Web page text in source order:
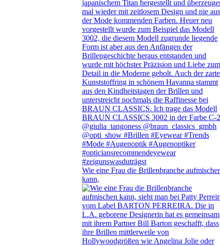
Wie eine Frau die Brillenbranche
kann,